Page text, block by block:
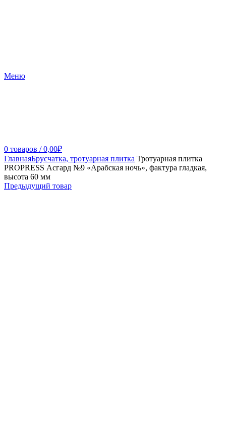
Меню
0 товаров / 0,00₽
ГлавнаяБрусчатка, тротуарная плитка Тротуарная плитка
PROPRESS Асгард №9 «Арабская ночь», фактура гладкая,
высота 60 мм
Предыдущий товар